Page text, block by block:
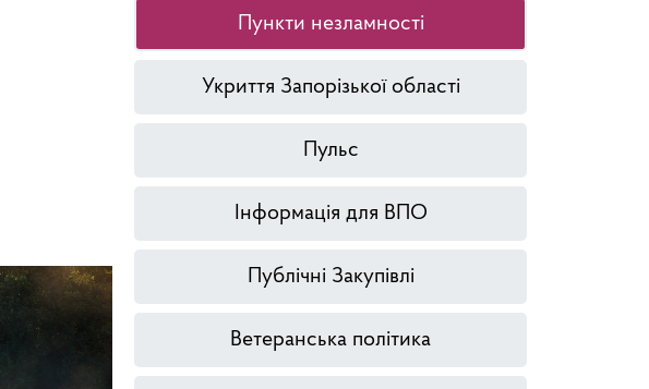
Пункти незламності
Укриття Запорізької області
Пульс
Інформація для ВПО
Публічні Закупівлі
Ветеранська політика